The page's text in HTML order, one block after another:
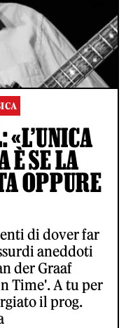
È SE LA
OPPURE
di dover far
aneddoti
der Graaf
Time'. A tu per
il prog.